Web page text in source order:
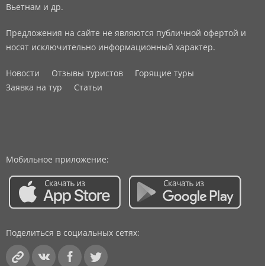
Вьетнам и др.
Предложения на сайте не являются публичной офертой и
носят исключительно информационный характер.
Новости Отзывы туристов
Горящие туры
Заявка на тур
Статьи
Мобильное приложение:
Поделиться в социальных сетях: